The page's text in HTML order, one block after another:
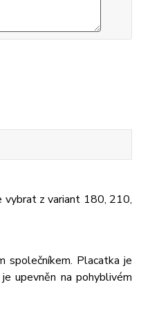
vybrat z variant 180, 210,
společníkem. Placatka je
upevněn na pohyblivém